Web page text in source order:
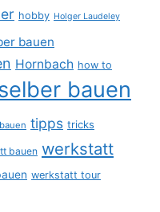
hobby Holger Laudeley
bauen
Hornbach how to
bauen
tipps tricks
bauen werkstatt
werkstatt tour